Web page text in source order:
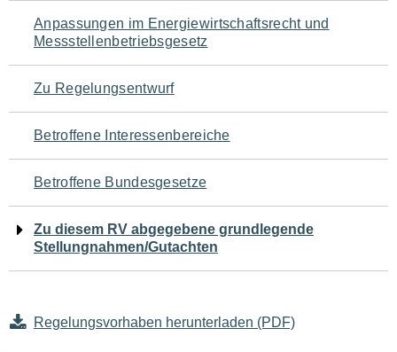
Navigation
für
den
Seiteninhalt
Anpassungen im Energiewirtschaftsrecht und
Messstellenbetriebsgesetz
Zu Regelungsentwurf
Betroffene Interessenbereiche
Betroffene Bundesgesetze
Zu diesem RV abgegebene grundlegende
Stellungnahmen/Gutachten
Regelungsvorhaben herunterladen (PDF)